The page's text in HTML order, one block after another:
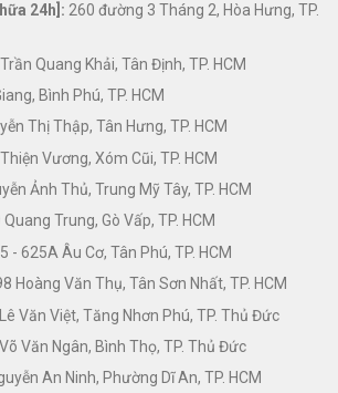
24h]: 260 đường 3 Tháng 2, Hòa Hưng, TP.
Quang Khải, Tân Định, TP. HCM
Bình Phú, TP. HCM
Thị Thập, Tân Hưng, TP. HCM
Vương, Xóm Cũi, TP. HCM
Ảnh Thủ, Trung Mỹ Tây, TP. HCM
Quang Trung, Gò Vấp, TP. HCM
- 625A Âu Cơ, Tân Phú, TP. HCM
Hoàng Văn Thụ, Tân Sơn Nhất, TP. HCM
Văn Việt, Tăng Nhơn Phú, TP. Thủ Đức
Văn Ngân, Bình Thọ, TP. Thủ Đức
An Ninh, Phường Dĩ An, TP. HCM